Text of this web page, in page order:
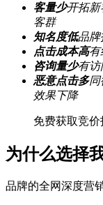
客量少开拓新
客群
知名度低品牌
点击成本高有
咨询量少有访
恶意点击多同
效果下降
免费获取竞价
为什么选择
品牌的全网深度营